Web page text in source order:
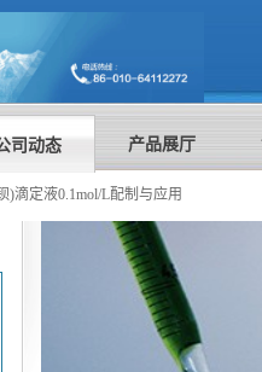
司动态 产品展厅
)滴定液0.1mol/L配制与应用